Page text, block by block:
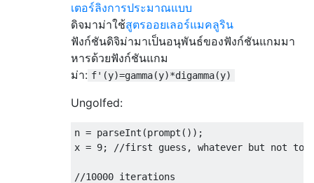
เตอร์ลิงการประมาณแบบ
ดิจมาม่าใช้สูตรออยเลอร์แมคลูริน
ฟังก์ชันดิจิม่ามาเป็นอนุพันธ์ของฟังก์ชันแกมมา
หารด้วยฟังก์ชันแกม
ม่า: f'(y)=gamma(y)*digamma(y)
Ungolfed:
n = parseInt (prompt ());
x = 9; //first guess, whatever but not too
//10000 iterations